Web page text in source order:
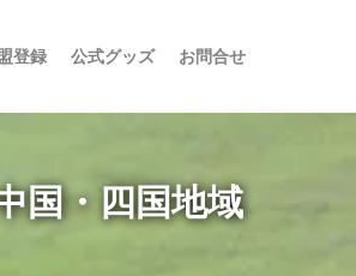
登録 公式グッズ お問合せ
国・四国地域